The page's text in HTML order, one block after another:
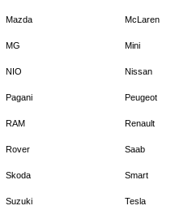
Mazda McLaren
MG Mini
NIO Nissan
Pagani Peugeot
RAM Renault
Rover Saab
Skoda Smart
Suzuki Tesla